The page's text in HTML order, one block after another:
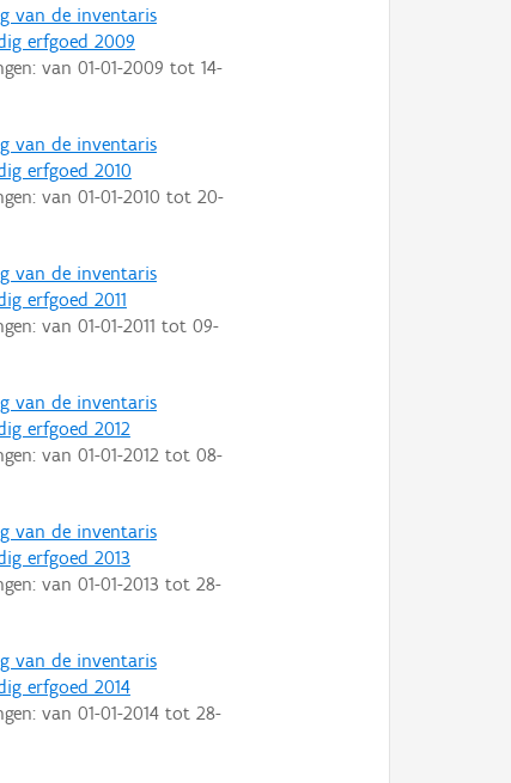
van de inventaris
erfgoed 2009
van 01-01-2009 tot 14-
van de inventaris
erfgoed 2010
van 01-01-2010 tot 20-
van de inventaris
erfgoed 2011
van 01-01-2011 tot 09-
van de inventaris
erfgoed 2012
van 01-01-2012tot 08-
van de inventaris
erfgoed 2013
van 01-01-2013 tot 28-
van de inventaris
erfgoed 2014
van 01-01-2014tot 28-